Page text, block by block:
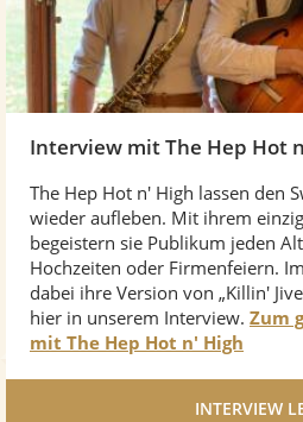
Interview mit The Hep Hot
The Hep Hot n' High lassen den
wieder aufleben. Mit ihrem
begeistern sie Publikum jeden
Hochzeiten oder Firmenfeiern.
dabei ihre Version von „Killin'
hier in unserem Interview. Zum
mit The Hep Hot n' High
INTERVIEW